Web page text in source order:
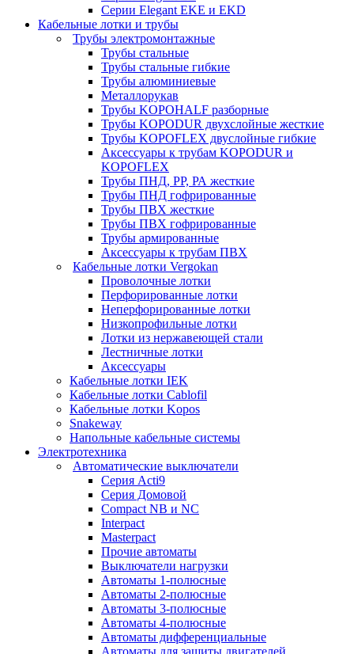
Серии Elegant EKE и EKD
Кабельные лотки и трубы
Трубы электромонтажные
Трубы стальные
Трубы стальные гибкие
Трубы алюминиевые
Металлорукав
Трубы KOPOHALF разборные
Трубы KOPODUR двухслойные жесткие
Трубы KOPOFLEX двуслойные гибкие
Аксессуары к трубам KOPODUR и
KOPOFLEX
Трубы ПНД, РР, РА жесткие
Трубы ПНД гофрированные
Трубы ПВХ жесткие
Трубы ПВХ гофрированные
Трубы армированные
Аксессуары к трубам ПВХ
Кабельные лотки Vergokan
Проволочные лотки
Перфорированные лотки
Неперфорированные лотки
Низкопрофильные лотки
Лотки из нержавеющей стали
Лестничные лотки
Аксессуары
Кабельные лотки IEK
Кабельные лотки Cablofil
Кабельные лотки Kopos
Snakeway
Напольные кабельные системы
Электротехника
Автоматические выключатели
Серия Acti9
Серия Домовой
Compact NB и NC
Interpact
Masterpact
Прочие автоматы
Выключатели нагрузки
Автоматы 1-полюсные
Автоматы 2-полюсные
Автоматы 3-полюсные
Автоматы 4-полюсные
Автоматы дифференциальные
Автоматы для защиты двигателей